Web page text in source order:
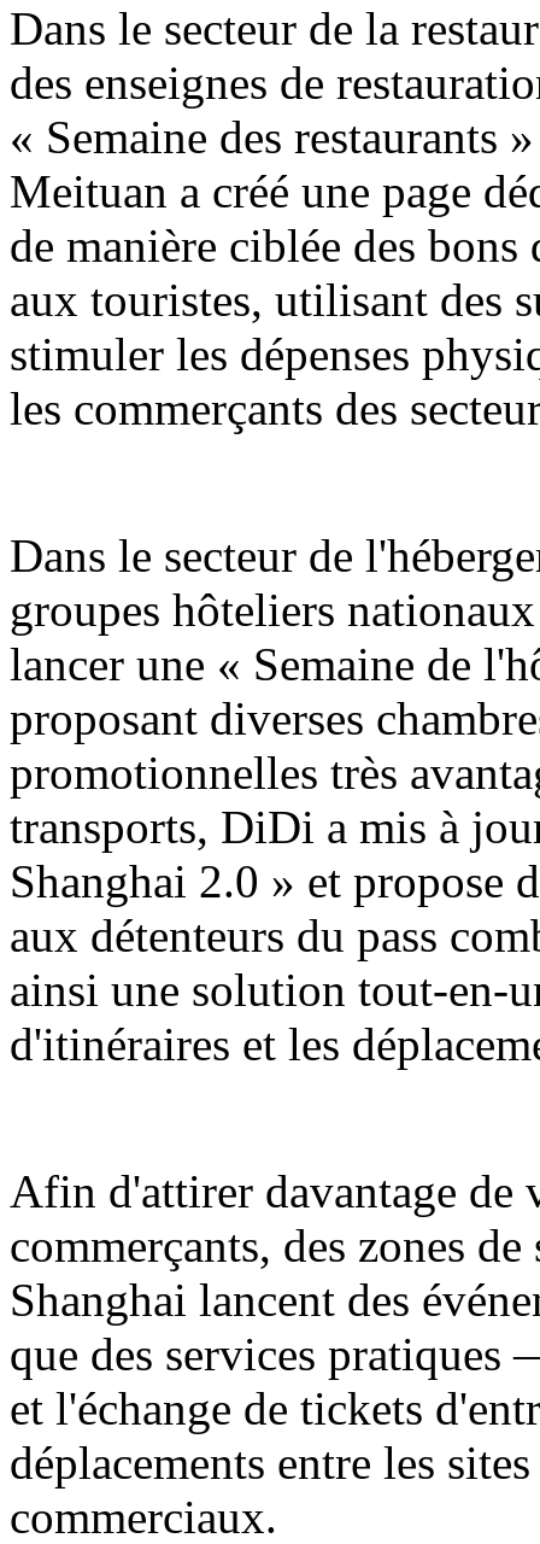
Dans le secteur de la
des enseignes de
« Semaine des restaurants
Meituan a créé une page
de manière ciblée des
aux touristes, utilisant des
stimuler les dépenses
les commerçants des
Dans le secteur de
groupes hôteliers
lancer une « Semaine de
proposant diverses
promotionnelles très
transports, DiDi a mis à
Shanghai 2.0 » et propose
aux détenteurs du pass
ainsi une solution tout-en-
d'itinéraires et les
Afin d'attirer davantage de
commerçants, des zones
Shanghai lancent des
que des services pratiques
et l'échange de tickets
déplacements entre les
commerciaux.